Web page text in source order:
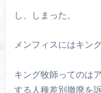
し、しまった。
メンフィスにはキン
キング牧師ってのは
する人種差別撤廃を